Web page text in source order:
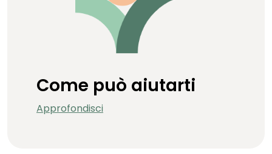
Come può aiutarti
Approfondisci